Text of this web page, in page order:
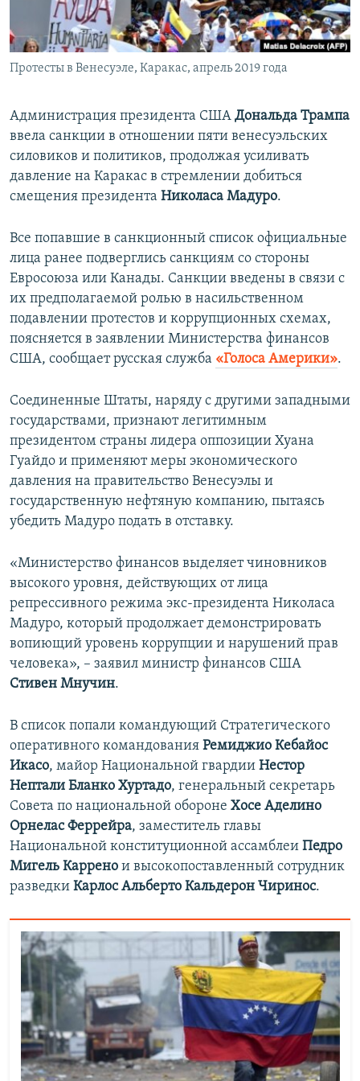
ПОБЕДИТЕЛЕЙ НЕ СУДЯТ?
КРЫМ.НЕПОКОРЕННЫЙ
ELIFBE
ПРИСОЕДИНЯЙТЕСЬ!
Все сайты RFE/RL
Протесты в Венесуэле, Каракас, апрель 2019 года
Администрация президента США Дональда Трампа
ввела санкции в отношении пяти венесуэльских
силовиков и политиков, продолжая усиливать
давление на Каракас в стремлении добиться
смещения президента Николаса Мадуро.
Все попавшие в санкционный список официальные
лица ранее подверглись санкциям со стороны
Евросоюза или Канады. Санкции введены в связи с
их предполагаемой ролью в насильственном
подавлении протестов и коррупционных схемах,
поясняется в заявлении Министерства финансов
США, сообщает русская служба «Голоса Америки».
Соединенные Штаты, наряду с другими западными
государствами, признают легитимным
президентом страны лидера оппозиции Хуана
Гуайдо и применяют меры экономического
давления на правительство Венесуэлы и
государственную нефтяную компанию, пытаясь
убедить Мадуро подать в отставку.
«Министерство финансов выделяет чиновников
высокого уровня, действующих от лица
репрессивного режима экс-президента Николаса
Мадуро, который продолжает демонстрировать
вопиющий уровень коррупции и нарушений прав
человека», – заявил министр финансов США
Стивен Мнучин.
В список попали командующий Стратегического
оперативного командования Ремиджио Кебайос
Икасо, майор Национальной гвардии Нестор
Нептали Бланко Хуртадо, генеральный секретарь
Совета по национальной обороне Хосе Аделино
Орнелас Феррейра, заместитель главы
Национальной конституционной ассамблеи Педро
Мигель Каррено и высокопоставленный сотрудник
разведки Карлос Альберто Кальдерон Чиринос.